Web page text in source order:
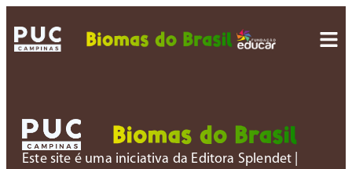
Este site é uma iniciativa da Editora Splendet |